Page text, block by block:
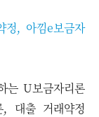
정, 아낌e보금자
는 U보금자리론
대출 거래약정